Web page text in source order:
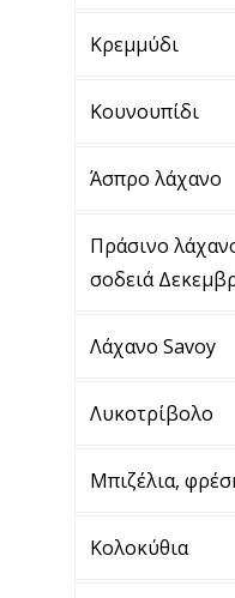
Κρεμμύδι
Κουνουπίδι
Άσπρο λάχανο
Πράσινο
σοδειά
Λάχανο Savoy
Λυκοτρίβολο
Μπιζέλια,
Κολοκύθια